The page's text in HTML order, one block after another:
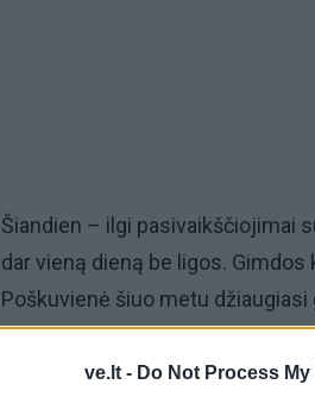
ve.lt - Do Not Process
Šiandien – ilgi pasivaikščiojimai
dar vieną dieną be ligos.
Poškuvienė šiuo metu
pacientams. Moteris neslepia –